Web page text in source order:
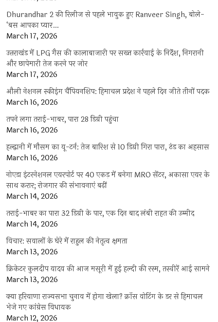
Dhurandhar 2 की रिलीज से पहले भावुक हुए Ranveer Singh, बोले-
‘बस आपका प्यार…
March 17, 2026
उत्तराखंड में LPG गैस की कालाबाजारी पर सख्त कार्रवाई के निर्देश, निगरानी
और छापेमारी तेज करने पर जोर
March 17, 2026
औली नेशनल स्कीइंग चैंपियनशिप: हिमाचल प्रदेश ने पहले दिन जीते तीनों पदक
March 16, 2026
तपने लगा तराई-भाबर, पारा 28 डिग्री पहुंचा
March 16, 2026
हल्द्वानी में मौसम का यू-टर्न: तेज बारिश से 10 डिग्री गिरा पारा, ठंड का अहसास
March 16, 2026
नोएडा इंटरनेशनल एयरपोर्ट पर 40 एकड़ में बनेगा MRO सेंटर, अकासा एयर के
साथ करार; रोजगार की संभावनाएं बढ़ीं
March 14, 2026
तराई-भाबर का पारा 32 डिग्री के पार, एक दिन बाद लंबी राहत की उम्मीद
March 14, 2026
विचार: सवालों के घेरे में राहुल की नेतृत्व क्षमता
March 13, 2026
क्रिकेटर कुलदीप यादव की आज मसूरी में हुई हल्दी की रस्म, तस्वीरें आई सामने
March 13, 2026
क्या हरियाणा राज्यसभा चुनाव में होगा खेला? क्रॉस वोटिंग के डर से हिमाचल
भेजे गए कांग्रेस विधायक
March 12, 2026